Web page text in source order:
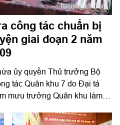
công tác chuẩn bị
giai đoạn 2 năm
ủy quyền Thủ trưởng Bộ
tác Quân khu 7 do Đại tá
mưu trưởng Quân khu làm
2026 tại Sư đoàn 309.